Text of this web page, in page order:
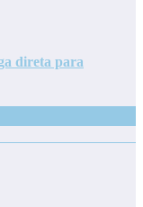
direta para